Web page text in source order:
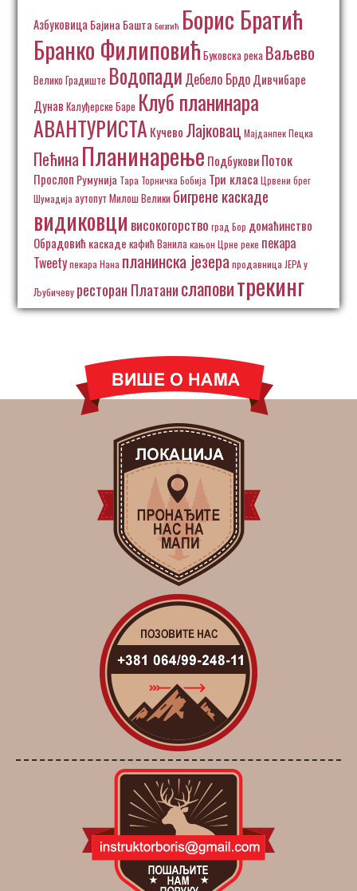
Азбуковица Бајина Башта Богатић Борис Братић
Бранко Филиповић Буковска река Ваљево
Велико Градиште Водопади Дебело БрдоДивчибаре
Дунав Калуђерске Баре Клуб планинара
АВАНТУРИСТА Кучево Лајковац Мајданпек Пецка
Пећина Планинарење ПодбуковиПоток
Прослоп Румунија Тара Торничка Бобија Три класа Црвени брег
Шумадија аутопут Милош Велики бигрене каскаде
видиковци високогорство град Бор домаћинство
Обрадовић каскаде кафић Ванила кањон Црне реке пекара
Tweetyпекара Нана планинска језера продавница ЈЕРА у
Љубичеву ресторан Платанислаповитрекинг